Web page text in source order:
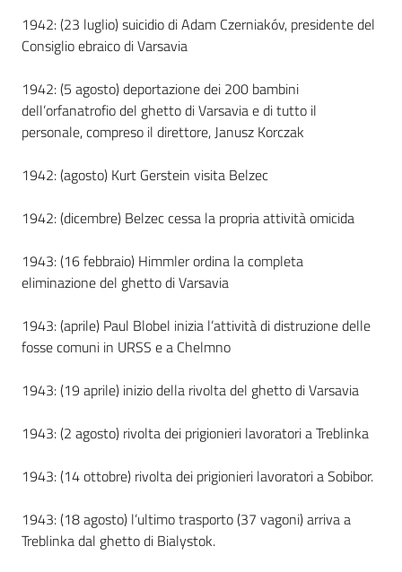
1942: (23 luglio) suicidio di Adam Czerniakóv, presidente del
Consiglio ebraico di Varsavia
1942: (5 agosto) deportazione dei 200 bambini
dell’orfanatrofio del ghetto di Varsavia e di tutto il
personale, compreso il direttore, Janusz Korczak
1942: (agosto) Kurt Gerstein visita Belzec
1942: (dicembre) Belzec cessa la propria attività omicida
1943: (16 febbraio) Himmler ordina la completa
eliminazione del ghetto di Varsavia
1943: (aprile) Paul Blobel inizia l’attività di distruzione delle
fosse comuni in URSS e a Chelmno
1943: (19 aprile) inizio della rivolta del ghetto di Varsavia
1943: (2 agosto) rivolta dei prigionieri lavoratori a Treblinka
1943: (14 ottobre) rivolta dei prigionieri lavoratori a Sobibor.
1943: (18 agosto) l’ultimo trasporto (37 vagoni) arriva a
Treblinka dal ghetto di Bialystok.